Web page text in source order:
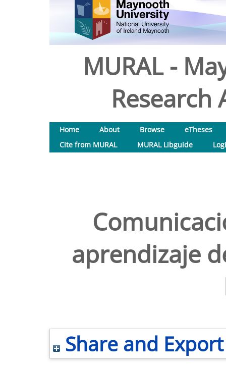
MURAL -
Research
Home About Browse
eTheses
Cite from MURAL
MURAL Libguide
aprendizaje
Share and Export